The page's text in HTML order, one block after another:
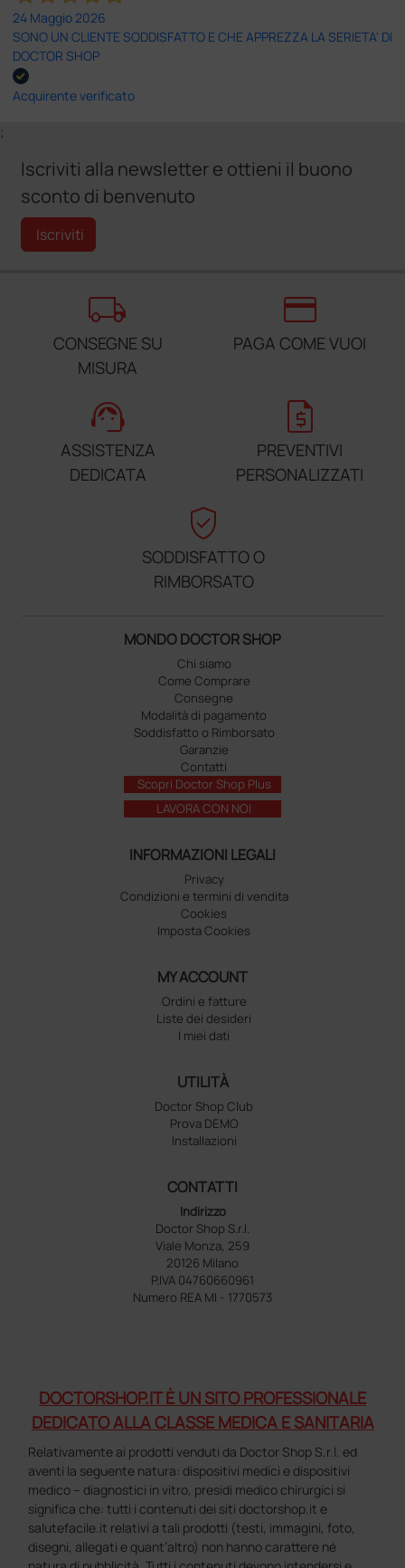
24 Maggio 2026
SONO UN CLIENTE SODDISFATTO E CHE APPREZZA LA SERIETA' DI
DOCTOR SHOP
Acquirente verificato
;
Iscriviti alla newsletter e ottieni il buono
sconto di benvenuto
Iscriviti
local_shipping
CONSEGNE SU
MISURA
credit_card
PAGA COME VUOI
support_agent
ASSISTENZA
DEDICATA
request_quote
PREVENTIVI
PERSONALIZZATI
verified_user
SODDISFATTO O
RIMBORSATO
MONDO DOCTOR SHOP
Chi siamo
Come Comprare
Consegne
Modalità di pagamento
Soddisfatto o Rimborsato
Garanzie
Contatti
Scopri Doctor Shop Plus
LAVORA CON NOI
INFORMAZIONI LEGALI
Privacy
Condizioni e termini di vendita
Cookies
Imposta Cookies
MY ACCOUNT
Ordini e fatture
Liste dei desideri
I miei dati
UTILITÀ
Doctor Shop Club
Prova DEMO
Installazioni
CONTATTI
Indirizzo
Doctor Shop S.r.l.
Viale Monza, 259
20126 Milano
P.IVA 04760660961
Numero REA MI - 1770573
DOCTORSHOP.IT È UN SITO PROFESSIONALE
DEDICATO ALLA CLASSE MEDICA E SANITARIA
Relativamente ai prodotti venduti da Doctor Shop S.r.l. ed
aventi la seguente natura: dispositivi medici e dispositivi
medico – diagnostici in vitro, presidi medico chirurgici si
significa che: tutti i contenuti dei siti doctorshop.it e
salutefacile.it relativi a tali prodotti (testi, immagini, foto,
disegni, allegati e quant’altro) non hanno carattere né